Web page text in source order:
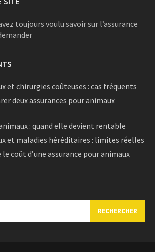
SITE
toujours voulu savoir sur l’assurance
et chirurgies coûteuses : cas fréquents
deux assurances pour animaux
: quand elle devient rentable
et maladies héréditaires : limites réelles
coût d’une assurance pour animaux